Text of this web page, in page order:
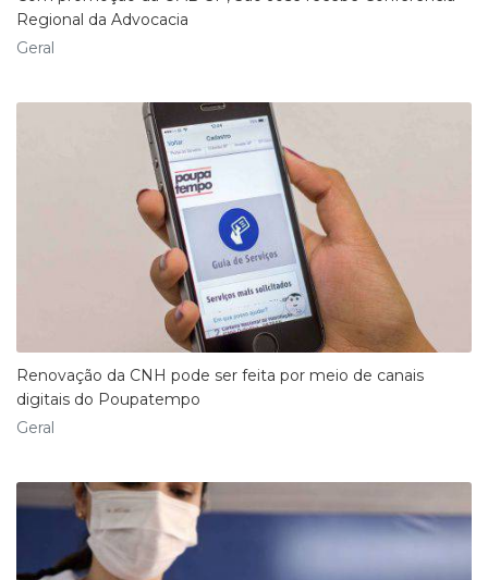
Regional da Advocacia
Geral
Renovação da CNH pode ser feita por meio de canais
digitais do Poupatempo
Geral